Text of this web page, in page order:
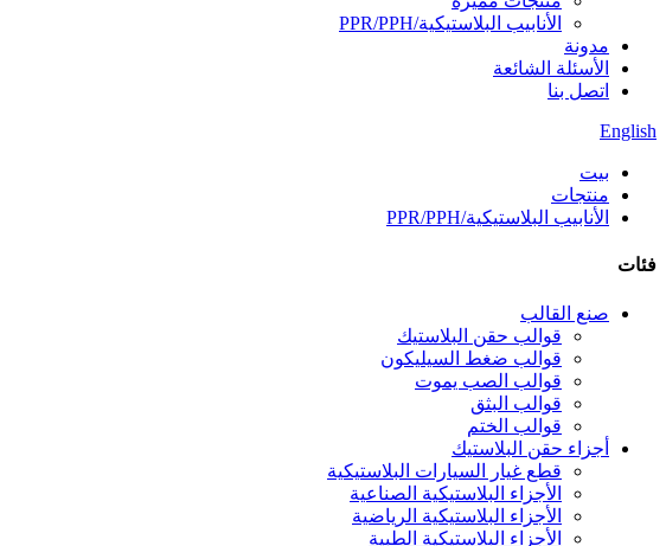
الأنابيب البلاستيكية/PPR/PPH
مدونة
الأسئلة الشائعة
اتصل بنا
English
بيت
منتجات
الأنابيب البلاستيكية/PPR/PPH
فئات
صنع القالب
قوالب حقن البلاستيك
قوالب ضغط السيليكون
قوالب الصب يموت
قوالب البثق
قوالب الختم
أجزاء حقن البلاستيك
قطع غيار السيارات البلاستيكية
الأجزاء البلاستيكية الصناعية
الأجزاء البلاستيكية الرياضية
الأجزاء البلاستيكية الطبية